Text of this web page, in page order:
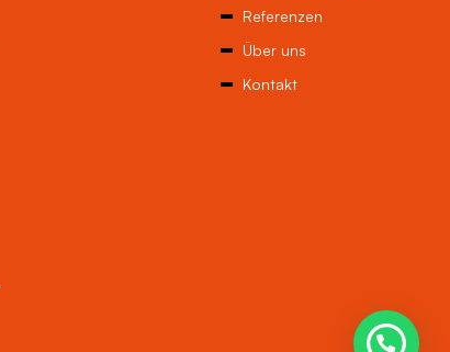
Referenzen
Über uns
Kontakt